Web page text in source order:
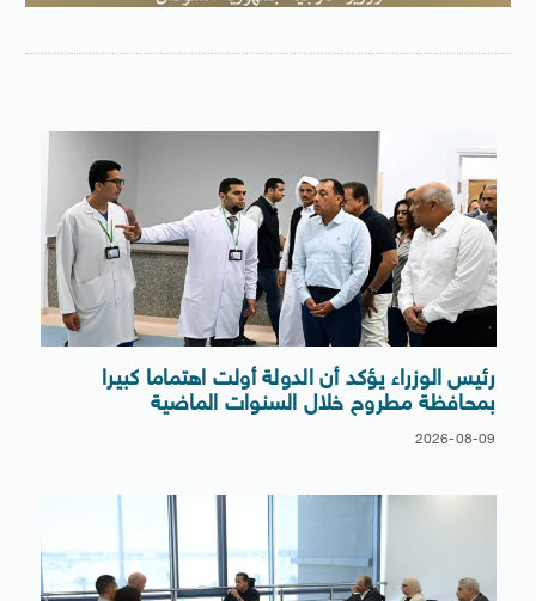
رئيس الوزراء يؤكد أن الدولة أولت اهتماما كبيرا
بمحافظة مطروح خلال السنوات الماضية
2026-08-09